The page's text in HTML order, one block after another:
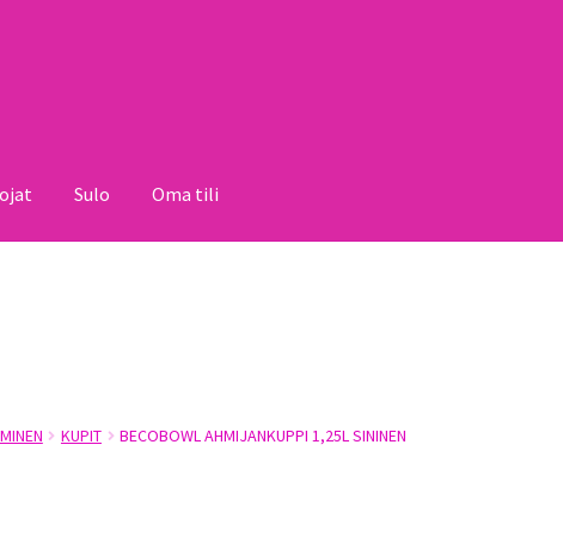
Sulo Oma tili
KUPIT BECOBOWL AHMIJANKUPPI 1,25L SININEN